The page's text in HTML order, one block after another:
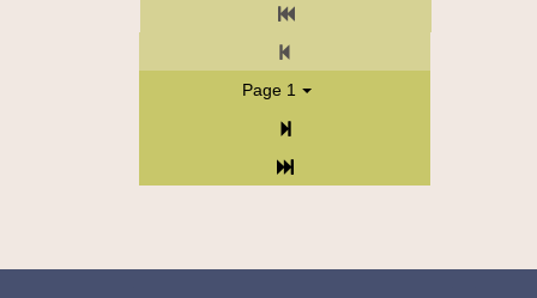
Page 1
Suivant
Fin